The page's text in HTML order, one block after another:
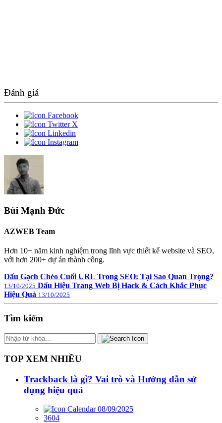
Đánh giá
Bùi Mạnh Đức
AZWEB Team
Hơn 10+ năm kinh nghiệm trong lĩnh vực thiết kế website và SEO,
với hơn 200+ dự án thành công.
Dấu Gạch Chéo Cuối URL Trong SEO: Tại Sao Quan Trọng?
13/10/2025 Dấu Hiệu Trang Web Bị Hack & Cách Khắc Phục
Hiệu Quả 13/10/2025
Tìm kiếm
TOP XEM NHIỀU
Trackback là gì? Vai trò và Hướng dẫn sử
dụng hiệu quả
08/09/2025
3604